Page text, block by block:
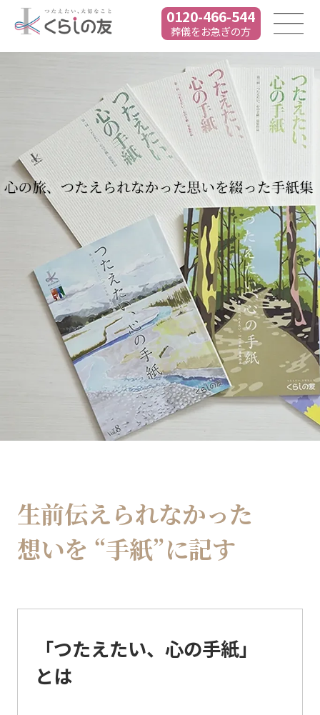
0120-466-544
葬儀をお急ぎの方
生前伝えられなかった
想いを “手紙”に記す
「つたえたい、心の手紙」
とは